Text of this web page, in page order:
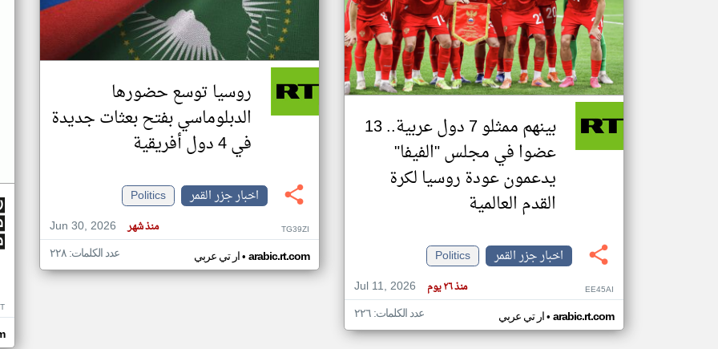
بينهم ممثلو 7 دول عربية.. 13
عضوا في مجلس "الفيفا"
يدعمون عودة روسيا لكرة
القدم العالمية
اخبار جزر القمر
Politics
Jul 11, 2026
منذ ٢٦ يوم EE45AI
ار تي عربي• arabic.rt.com عدد الكلمات: ٢٢٦
روسيا توسع حضورها
الدبلوماسي بفتح بعثات جديدة
في 4 دول أفريقية
اخبار جزر القمر
Politics
Jun 30, 2026
منذ شهر TG39ZI
ار تي عربي• arabic.rt.com عدد الكلمات: ٢٢٨